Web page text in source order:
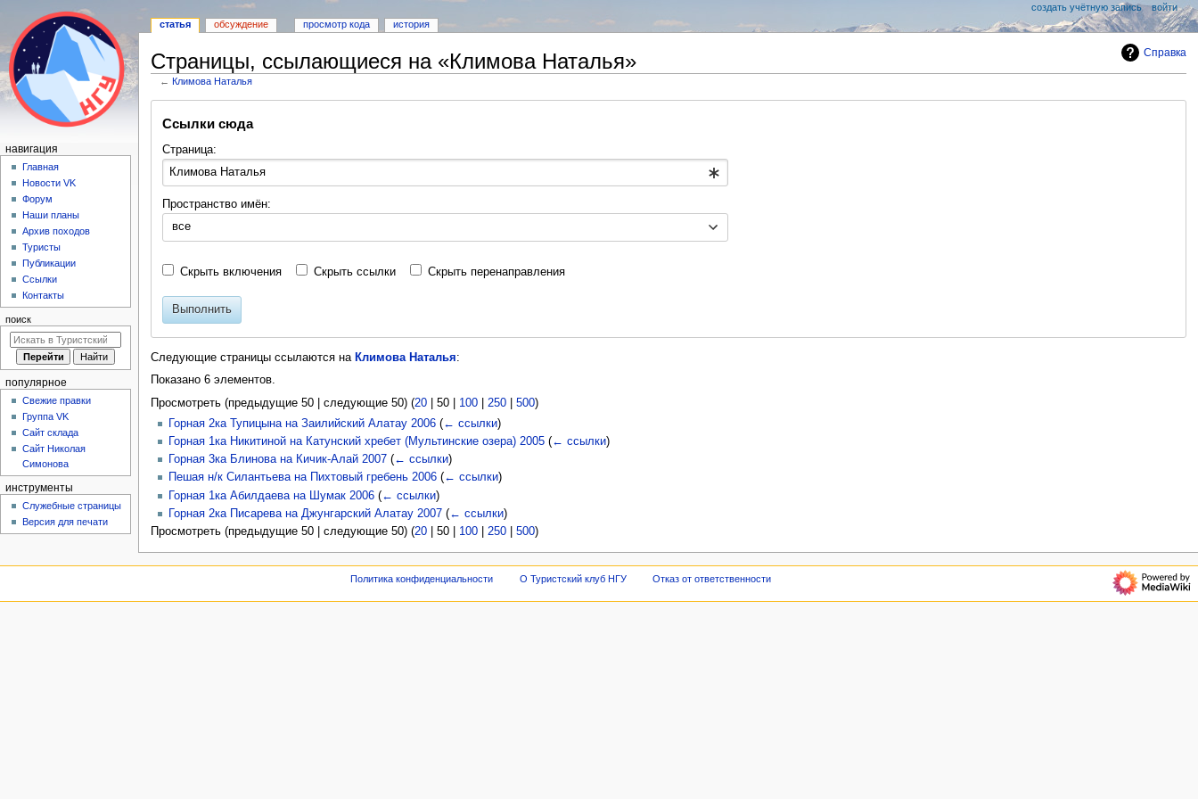
Справка
Страницы, ссылающиеся на «Климова Наталья»
← Климова Наталья
Ссылки сюда
Страница:
Пространство имён:
все
Скрыть включения Скрыть ссылки Скрыть перенаправления
Выполнить
Следующие страницы ссылаются на Климова Наталья:
Показано 6 элементов.
Просмотреть (предыдущие 50| следующие 50) (20| 50| 100| 250| 500)
Горная 2ка Тупицына на Заилийский Алатау 2006 (← ссылки)
Горная 1ка Никитиной на Катунский хребет (Мультинские озера) 2005 (← ссылки)
Горная 3ка Блинова на Кичик-Алай 2007 (← ссылки)
Пешая н/к Силантьева на Пихтовый гребень 2006 (← ссылки)
Горная 1ка Абилдаева на Шумак 2006 (← ссылки)
Горная 2ка Писарева на Джунгарский Алатау 2007 (← ссылки)
Просмотреть (предыдущие 50| следующие 50) (20| 50| 100| 250| 500)
Н
я
статья обсуждение просмотр кода история
создать учётную запись войти
навигация
Главная
Новости VK
Форум
Наши планы
Архив походов
Туристы
Публикации
Ссылки
Контакты
поиск
популярное
Свежие правки
Группа VK
Сайт склада
Сайт Николая
Симонова
инструменты
Служебные страницы
Версия для печати
Политика конфиденциальности О Туристский клуб НГУ Отказ от ответственности